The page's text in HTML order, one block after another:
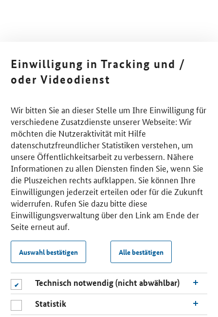
Einwilligung in Tracking und /
oder Videodienst
Wir bitten Sie an dieser Stelle um Ihre Einwilligung für
verschiedene Zusatzdienste unserer Webseite: Wir
möchten die Nutzeraktivität mit Hilfe
datenschutzfreundlicher Statistiken verstehen, um
unsere Öffentlichkeitsarbeit zu verbessern. Nähere
Informationen zu allen Diensten finden Sie, wenn Sie
die Pluszeichen rechts aufklappen. Sie können Ihre
Einwilligungen jederzeit erteilen oder für die Zukunft
widerrufen. Rufen Sie dazu bitte diese
Einwilligungsverwaltung über den Link am Ende der
Seite erneut auf.
Auswahl bestätigen Alle bestätigen
Technisch notwendig (nicht abwählbar)
Statistik